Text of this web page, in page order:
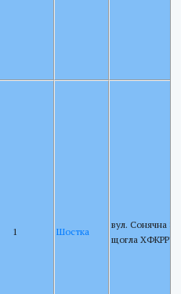
1 Шостка
вул. Сонячна 88,
щогла ХФКРРТ